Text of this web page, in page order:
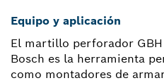
Equipo y aplicación
El martillo perforador
Bosch es la herramienta
como montadores de